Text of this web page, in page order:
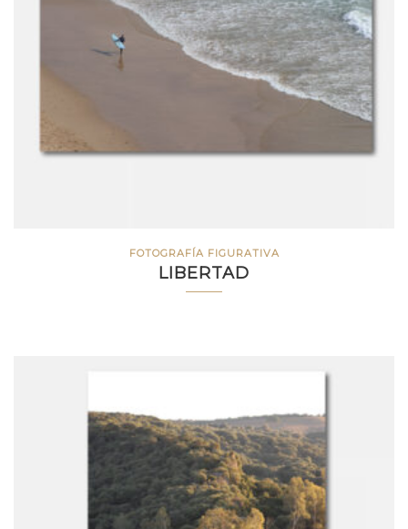
FOTOGRAFÍA FIGURATIVA
LIBERTAD